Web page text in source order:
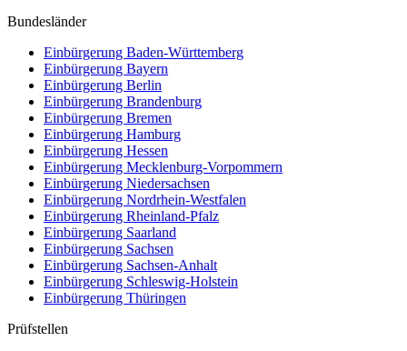
Bundesländer
Einbürgerung Baden-Württemberg
Einbürgerung Bayern
Einbürgerung Berlin
Einbürgerung Brandenburg
Einbürgerung Bremen
Einbürgerung Hamburg
Einbürgerung Hessen
Einbürgerung Mecklenburg-Vorpommern
Einbürgerung Niedersachsen
Einbürgerung Nordrhein-Westfalen
Einbürgerung Rheinland-Pfalz
Einbürgerung Saarland
Einbürgerung Sachsen
Einbürgerung Sachsen-Anhalt
Einbürgerung Schleswig-Holstein
Einbürgerung Thüringen
Prüfstellen